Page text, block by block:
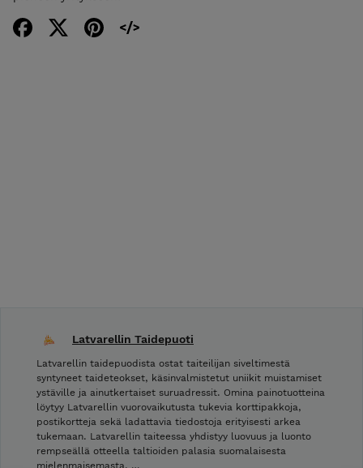
Latvarellin Taidepuoti
Latvarellin taidepuodista ostat taiteilijan siveltimestä
syntyneet taideteokset, käsinvalmistetut uniikit muistamiset
ystäville ja ainutkertaiset suruadressit. Omina painotuotteina
löytyy Latvarellin vuorovaikutusta tukevia korttipakkoja,
postikortteja sekä ladattavia tiedostoja erityisesti arkea
tukemaan. Latvarellin taiteessa yhdistyy luovuus ja luonto
rempseällä otteella taltioiden palasia suomalaisesta
mielenmaisemasta. …